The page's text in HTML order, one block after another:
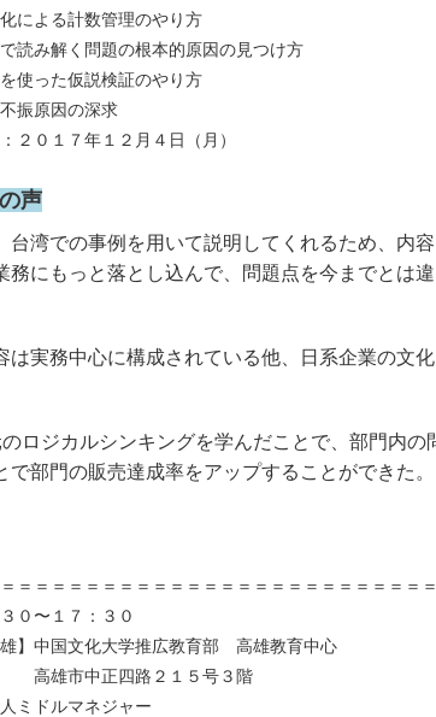
による計数管理のやり方
解く問題の根本的原因の見つけ方
た仮説検証のやり方
振原因の深求
２０１７年１２月４日（月）
声
台湾での事例を用いて説明してくれるため、内
務にもっと落とし込んで、問題点を今までとは
は実務中心に構成されている他、日系企業の文
ロジカルシンキングを学んだことで、部門内の
で部門の販売達成率をアップすることができた。
＝＝＝＝＝＝＝＝＝＝＝＝＝＝＝＝＝＝＝＝＝＝＝＝
０〜１７：３０
】中国文化大学推広教育部 高雄教育中心
正四路２１５号３階
ミドルマネジャー